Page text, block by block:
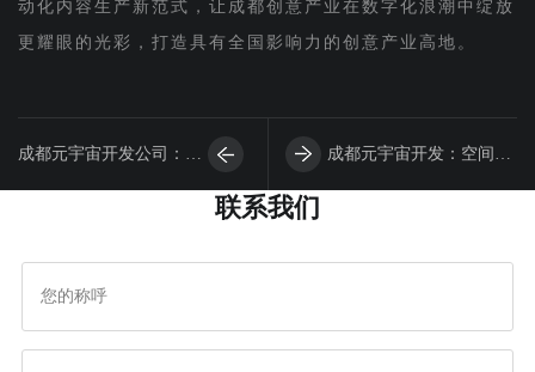
动化内容生产新范式，让成都创意产业在数字化浪潮中绽放
更耀眼的光彩，打造具有全国影响力的创意产业高地。
成都元宇宙开发公司：搭
地AI应用负责任合规落
成都元宇宙开发：空间计
联系我们